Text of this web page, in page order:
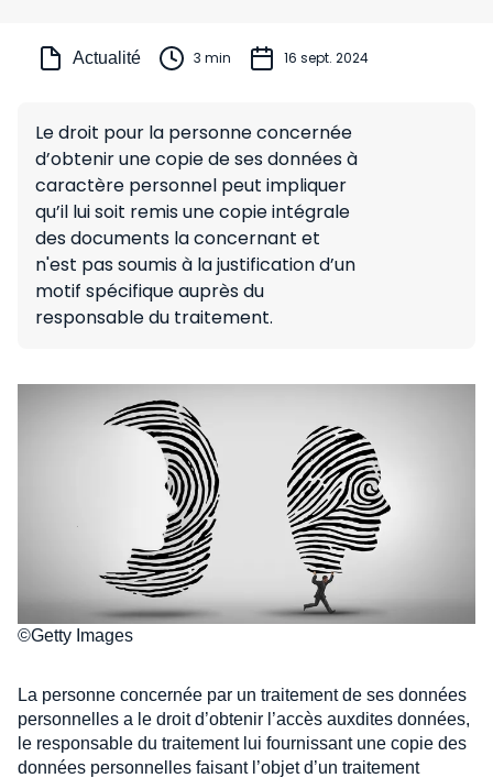
Actualité 3 min 16 sept. 2024
Le droit pour la personne concernée
d’obtenir une copie de ses données à
caractère personnel peut impliquer
qu’il lui soit remis une copie intégrale
des documents la concernant et
n'est pas soumis à la justification d’un
motif spécifique auprès du
responsable du traitement.
©Getty Images
La personne concernée par un traitement de ses données
personnelles a le droit d’obtenir l’accès auxdites données,
le responsable du traitement lui fournissant une copie des
données personnelles faisant l’objet d’un traitement